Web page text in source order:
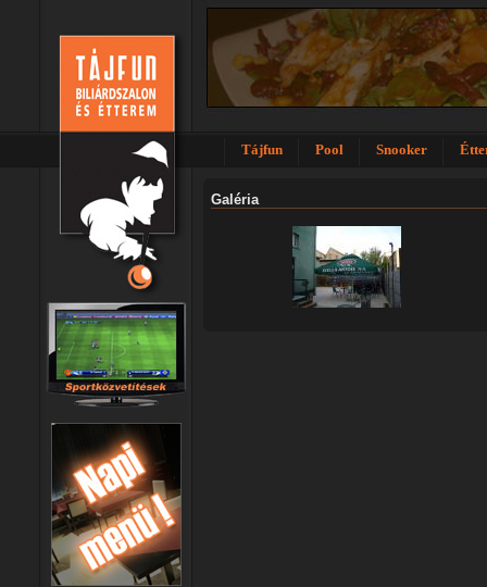
Tájfun Pool Snooker
Galéria